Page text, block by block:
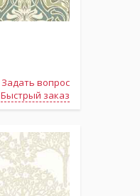
Задать вопрос
Быстрый заказ